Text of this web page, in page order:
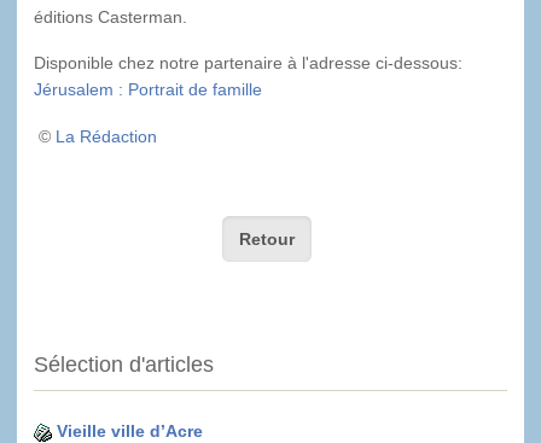
éditions Casterman.
Disponible chez notre partenaire à l'adresse ci-dessous:
Jérusalem : Portrait de famille
© La Rédaction
Retour
Sélection d'articles
Vieille ville d’Acre